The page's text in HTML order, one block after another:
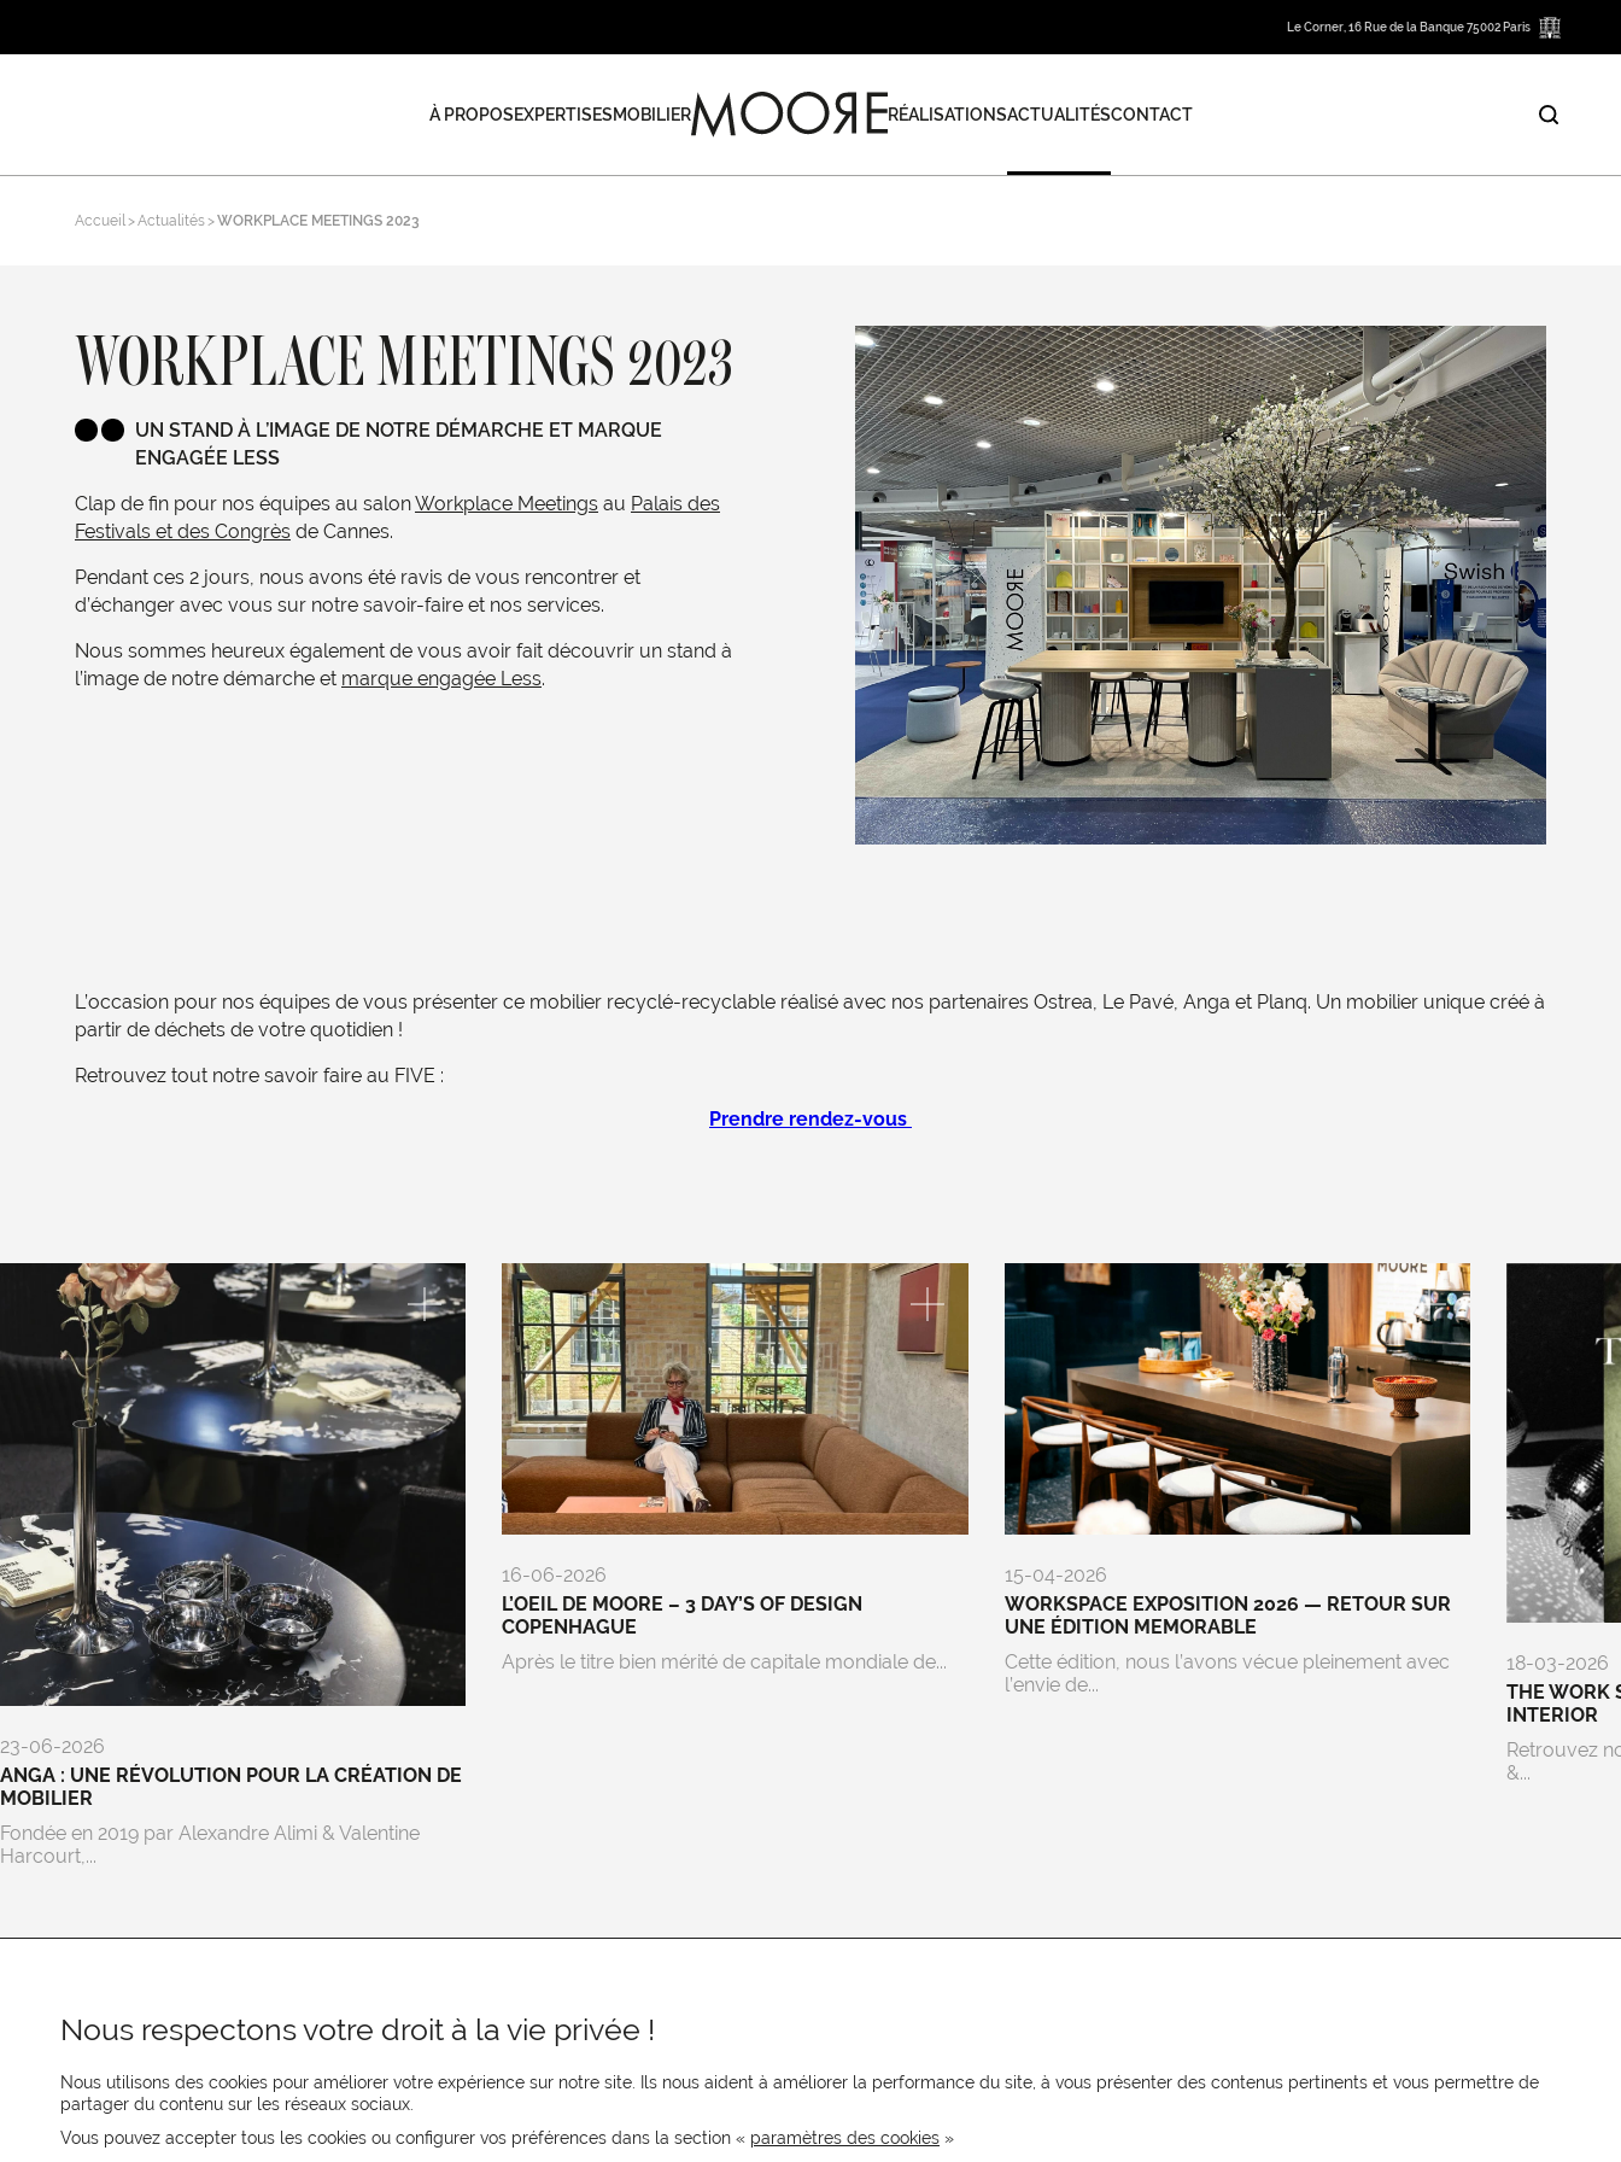
Le Corner, 16 Rue de la Banque 75002 Paris
À PROPOSEXPERTISESMOBILIER RÉALISATIONSACTUALITÉSCONTACT
Accueil Actualités WORKPLACE MEETINGS 2023
WORKPLACE MEETINGS 2023
UN STAND À L’IMAGE DE NOTRE DÉMARCHE ET MARQUE
ENGAGÉE LESS
Clap de fin pour nos équipes au salonWorkplace Meetings au Palais des
Festivals et des Congrès de Cannes. ​
Pendant ces 2 jours, nous avons été ravis de vous rencontrer et
d’échanger avec vous sur notre savoir-faire et nos services. ​
Nous sommes heureux également de vous avoir fait découvrir un stand à
l’image de notre démarche et marque engagée Less. ​
L’occasion pour nos équipes de vous présenter ce mobilier recyclé-recyclable réalisé avec nos partenaires Ostrea, Le Pavé, Anga et Planq. Un mobilier unique créé à
partir de déchets de votre quotidien !​
Retrouvez tout notre savoir faire au FIVE : ​
Prendre rendez-vous
23-06-2026
ANGA : UNE RÉVOLUTION POUR LA CRÉATION DE
MOBILIER
Fondée en 2019 par Alexandre Alimi & Valentine
Harcourt,...
16-06-2026
L’OEIL DE MOORE – 3 DAY’S OF DESIGN
COPENHAGUE
Après le titre bien mérité de capitale mondiale de...
15-04-2026
WORKSPACE EXPOSITION 2026 — RETOUR SUR
UNE ÉDITION MEMORABLE
Cette édition, nous l’avons vécue pleinement avec
l’envie de...
18-03-2026
THE WORK
INTERIOR
Retrouvez
&...
REJOIGNEZ-NOUS
Recevez les actualités MOORE en
Nous respectons votre droit à la vie privée !
Nous utilisons des cookies pour améliorer votre expérience sur notre site. Ils nous aident à améliorer la performance du site, à vous présenter des contenus pertinents et vous permettre de
partager du contenu sur les réseaux sociaux.
Vous pouvez accepter tous les cookies ou configurer vos préférences dans la section « paramètres des cookies »